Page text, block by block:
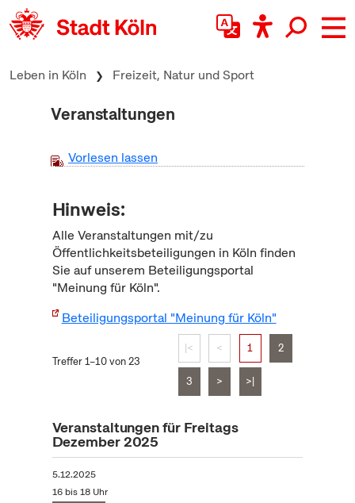
zum Inhalt springen
Leben in Köln Freizeit, Natur und Sport
Veranstaltungen
Vorlesen lassen
Hinweis:
Alle Veranstaltungen mit/zu
Öffentlichkeitsbeteiligungen in Köln finden
Sie auf unserem Beteiligungsportal
"Meinung für Köln".
Beteiligungsportal "Meinung für Köln"
Treffer 1–10 von 23
|< < 1 2
3 > >|
Veranstaltungen für Freitags
Dezember 2025
5.12.2025
16 bis 18 Uhr